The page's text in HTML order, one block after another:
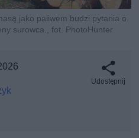
jako paliwem budzi pytania o
surowca., fot. PhotoHunter
Udostępnij